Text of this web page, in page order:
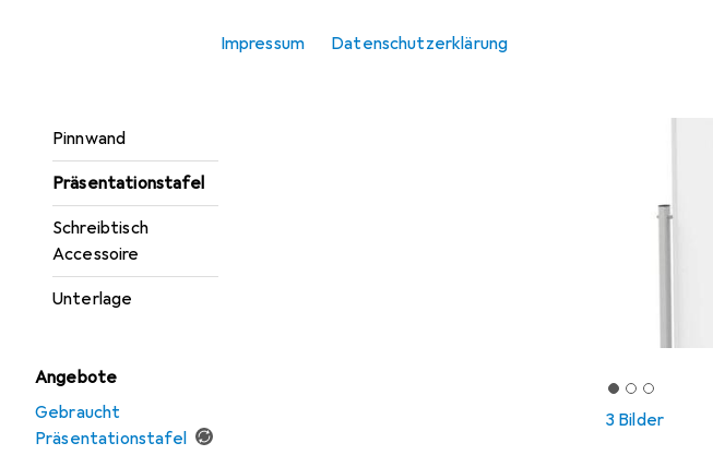
Impressum Datenschutzerklärung
Pinnwand
Präsentationstafel
Schreibtisch
Accessoire
Unterlage
Angebote
Gebraucht
Präsentationstafel
3 Bilder